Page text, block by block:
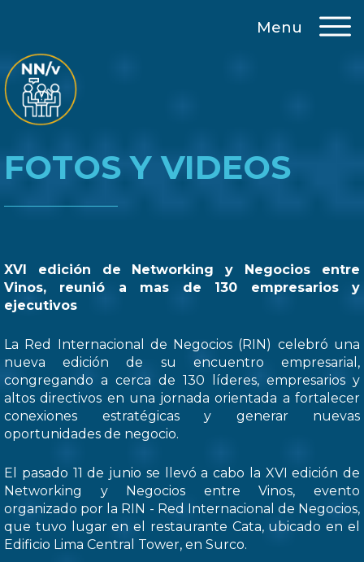
Menu
FOTOS Y VIDEOS
XVI edición de Networking y Negocios entre
Vinos, reunió a mas de 130 empresarios y
ejecutivos
La Red Internacional de Negocios (RIN) celebró una
nueva edición de su encuentro empresarial,
congregando a cerca de 130 líderes, empresarios y
altos directivos en una jornada orientada a fortalecer
conexiones estratégicas y generar nuevas
oportunidades de negocio.
El pasado 11 de junio se llevó a cabo la XVI edición de
Networking y Negocios entre Vinos, evento
organizado por la RIN - Red Internacional de Negocios,
que tuvo lugar en el restaurante Cata, ubicado en el
Edificio Lima Central Tower, en Surco.